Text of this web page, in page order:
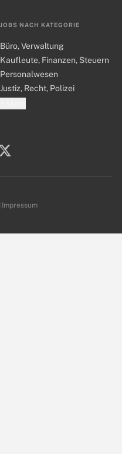
JOBS NACH KATEGORIE
Büro, Verwaltung
Kaufleute, Finanzen, Steuern
Personalwesen
Justiz, Recht, Polizei
Impressum